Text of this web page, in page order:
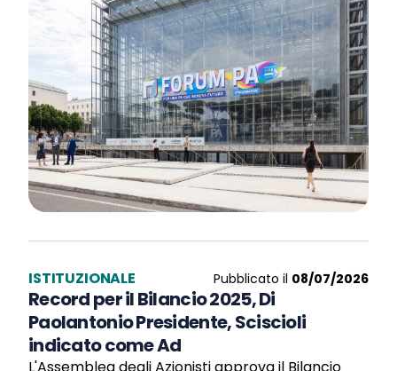
ISTITUZIONALE Pubblicato il 08/07/2026
Record per il Bilancio 2025, Di
Paolantonio Presidente, Sciscioli
indicato come Ad